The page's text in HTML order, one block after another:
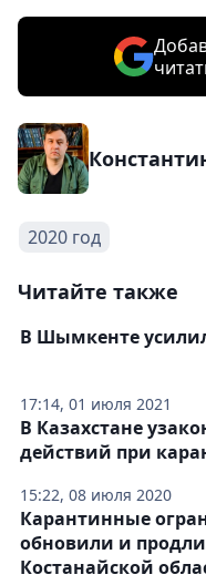
2020 год
Читайте также
17:14, 01 июля 2021
В Шымкенте
15:22, 08 июля 2020
В Казахстане
действий при
Карантинные
обновили и
Костанайской